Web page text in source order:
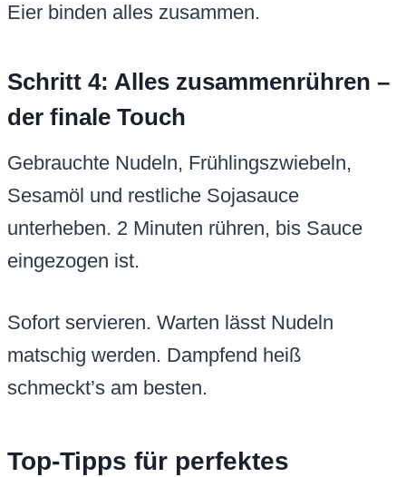
Eier binden alles zusammen.
Schritt 4: Alles zusammenrühren –
der finale Touch
Gebrauchte Nudeln, Frühlingszwiebeln,
Sesamöl und restliche Sojasauce
unterheben. 2 Minuten rühren, bis Sauce
eingezogen ist.
Sofort servieren. Warten lässt Nudeln
matschig werden. Dampfend heiß
schmeckt’s am besten.
Top-Tipps für perfektes